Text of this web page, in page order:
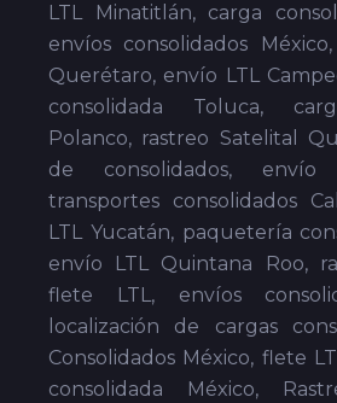
LTL Minatitlán, carga
envíos consolidados
Querétaro, envío LTL
consolidada Toluca,
Polanco, rastreo Satelital
de consolidados, envío
transportes consolidados
LTL Yucatán, paquetería
envío LTL Quintana Roo,
flete LTL, envíos
localización de cargas
Consolidados México, flete
consolidada México,